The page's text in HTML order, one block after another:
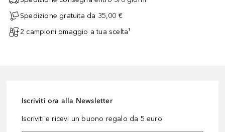
Spedizione gratuita da 35,00 €
2 campioni omaggio a tua scelta¹
Iscriviti ora alla Newsletter
Iscriviti e ricevi un buono regalo da 5 euro